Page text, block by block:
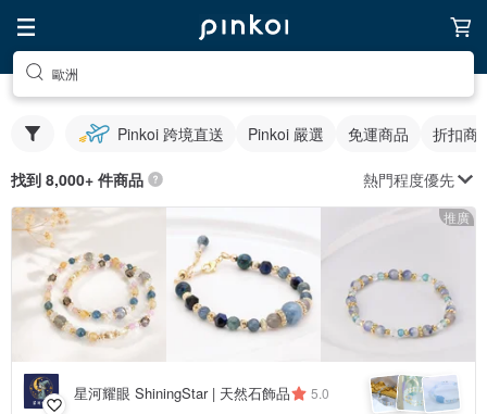
歐洲
Pinkoi 跨境直送 Pinkoi 嚴選 免運商品 折扣商
找到 8,000+ 件商品 熱門程度優先
推廣
星河耀眼 ShiningStar | 天然石飾品 5.0